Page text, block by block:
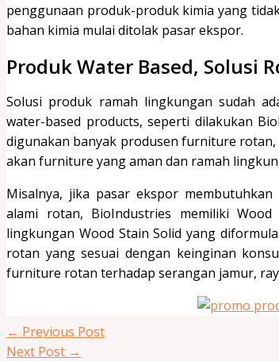
penggunaan produk-produk kimia yang
bahan kimia mulai ditolak pasar ekspor.
Produk Water Based, Solusi
Solusi produk ramah lingkungan sudah
water-based products, seperti dilakukan
digunakan banyak produsen furniture
akan furniture yang aman dan ramah
Misalnya, jika pasar ekspor
alami rotan, BioIndustries memiliki
lingkungan Wood Stain Solid yang
rotan yang sesuai dengan keinginan
furniture rotan terhadap serangan jamur,
← Previous Post
Next Post →